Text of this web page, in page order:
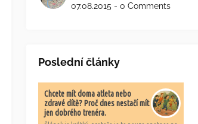
07.08.2015 - 0 Comments
Poslední články
Chcete mít doma atleta nebo
zdravé dítě? Proč dnes nestačí mít
jen dobrého trenéra.